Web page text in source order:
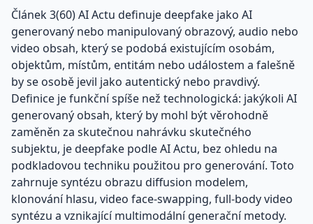
Článek 3(60) AI Actu definuje deepfake jako AI
generovaný nebo manipulovaný obrazový, audio nebo
video obsah, který se podobá existujícím osobám,
objektům, místům, entitám nebo událostem a falešně
by se osobě jevil jako autentický nebo pravdivý.
Definice je funkční spíše než technologická: jakýkoli AI
generovaný obsah, který by mohl být věrohodně
zaměněn za skutečnou nahrávku skutečného
subjektu, je deepfake podle AI Actu, bez ohledu na
podkladovou techniku použitou pro generování. Toto
zahrnuje syntézu obrazu diffusion modelem,
klonování hlasu, video face-swapping, full-body video
syntézu a vznikající multimodální generační metody.